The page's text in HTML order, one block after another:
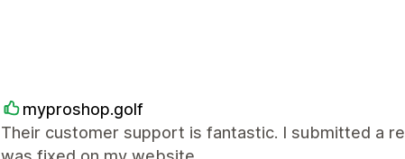
myproshop.golf
Their customer support is fantastic. I submitted a